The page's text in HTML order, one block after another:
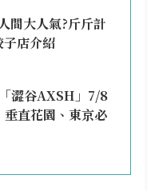
間大人氣?斤斤計
子店介紹
澀谷AXSH」7/8
直花園、東京必